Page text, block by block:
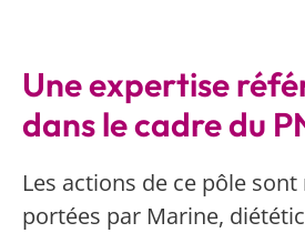
Une expertise
dans le cadre du
Les actions de ce pôle
portées par Marine,